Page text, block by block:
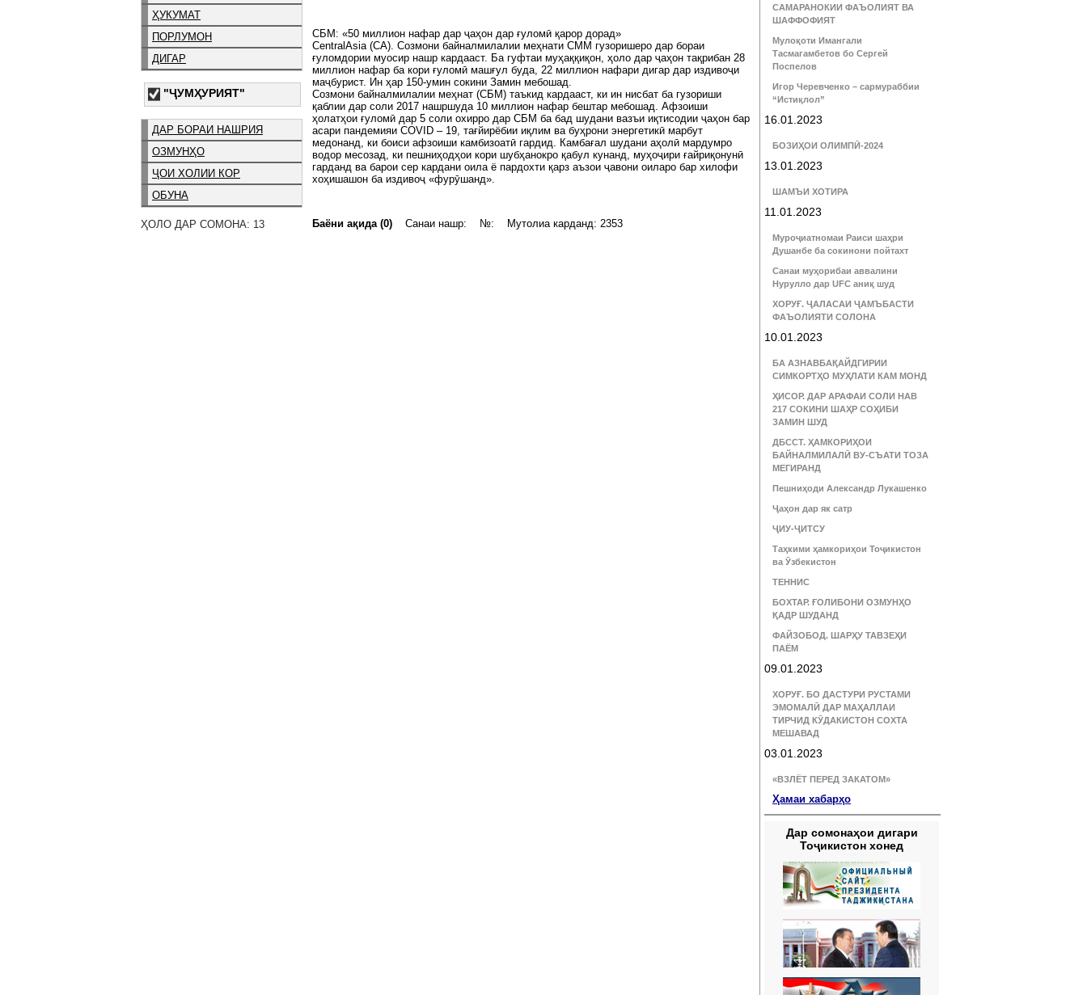
ҲУКУМАТ
ПОРЛУМОН
ДИГАР
"ҶУМҲУРИЯТ"
ДАР БОРАИ НАШРИЯ
ОЗМУНҲО
ҶОИ ХОЛИИ КОР
ОБУНА
ҲОЛО ДАР СОМОНА: 13
СБМ: «50 миллион нафар дар ҷаҳон дар ғуломӣ қарор дорад»
CentralAsia (CA). Созмони байналмилалии меҳнати СММ гузоришеро дар бораи
ғуломдории муосир нашр кардааст. Ба гуфтаи муҳаққиқон, ҳоло дар ҷаҳон тақрибан 28
миллион нафар ба кори ғуломӣ машғул буда, 22 миллион нафари дигар дар издивоҷи
маҷбурист. Ин ҳар 150-умин сокини Замин мебошад.
Созмони байналмилалии меҳнат (СБМ) таъкид кардааст, ки ин нисбат ба гузориши
қаблии дар соли 2017 нашршуда 10 миллион нафар бештар мебошад. Афзоиши
ҳолатҳои ғуломӣ дар 5 соли охирро дар СБМ ба бад шудани вазъи иқтисодии ҷаҳон бар
асари пандемияи COVID – 19, тағйирёбии иқлим ва буҳрони энергетикӣ марбут
медонанд, ки боиси афзоиши камбизоатӣ гардид. Камбағал шудани аҳолӣ мардумро
водор месозад, ки пешниҳодҳои кори шубҳанокро қабул кунанд, муҳоҷири ғайриқонунӣ
гарданд ва барои сер кардани оила ё пардохти қарз аъзои ҷавони оиларо бар хилофи
хоҳишашон ба издивоҷ «фурӯшанд».
Баёни ақида (0) Санаи нашр: №: Мутолиа карданд: 2353
САМАРАНОКИИ ФАЪОЛИЯТ ВА
ШАФФОФИЯТ
Мулоқоти Имангали
Тасмагамбетов бо Сергей
Поспелов
Игор Черевченко – сармураббии
“Истиқлол”
16.01.2023
БОЗИҲОИ ОЛИМПӢ-2024
13.01.2023
ШАМЪИ ХОТИРА
11.01.2023
Муроҷиатномаи Раиси шаҳри
Душанбе ба сокинони пойтахт
Санаи муҳорибаи аввалини
Нурулло дар UFC аниқ шуд
ХОРУҒ. ҶАЛАСАИ ҶАМЪБАСТИ
ФАЪОЛИЯТИ СОЛОНА
10.01.2023
БА АЗНАВБАҚАЙДГИРИИ
СИМКОРТҲО МУҲЛАТИ КАМ МОНД
ҲИСОР. ДАР АРАФАИ СОЛИ НАВ
217 СОКИНИ ШАҲР СОҲИБИ
ЗАМИН ШУД
ДБССТ. ҲАМКОРИҲОИ
БАЙНАЛМИЛАЛӢ ВУ-СЪАТИ ТОЗА
МЕГИРАНД
Пешниҳоди Александр Лукашенко
Ҷаҳон дар як сатр
ҶИУ-ҶИТСУ
Таҳкими ҳамкориҳои Тоҷикистон
ва Ӯзбекистон
ТЕННИС
БОХТАР. ҒОЛИБОНИ ОЗМУНҲО
ҚАДР ШУДАНД
ФАЙЗОБОД. ШАРҲУ ТАВЗЕҲИ
ПАЁМ
09.01.2023
ХОРУҒ. БО ДАСТУРИ РУСТАМИ
ЭМОМАЛӢ ДАР МАҲАЛЛАИ
ТИРЧИД КӮДАКИСТОН СОХТА
МЕШАВАД
03.01.2023
«ВЗЛЁТ ПЕРЕД ЗАКАТОМ»
Ҳамаи хабарҳо
Дар сомонаҳои дигари
Тоҷикистон хонед